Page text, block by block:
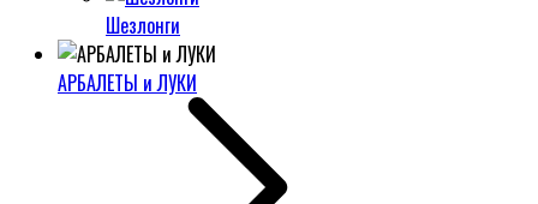
Шезлонги
АРБАЛЕТЫ и ЛУКИ